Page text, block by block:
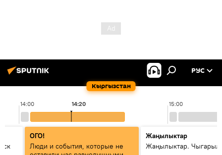
Кыргызстан
РУС
14:00 15:00
14:20
ОГО!
Люди и события, которые не
Жаңылыктар
Жаңылыктар.